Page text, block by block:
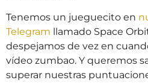
Tenemos un jueguecito en
Telegram llamado Space
despejamos de vez en
vídeo zumbao. Y queremos
superar nuestras